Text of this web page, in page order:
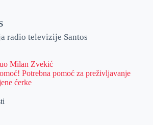
radio televizije Santos
Milan Zvekić
Potrebna pomoć za preživljavanje
ćerke